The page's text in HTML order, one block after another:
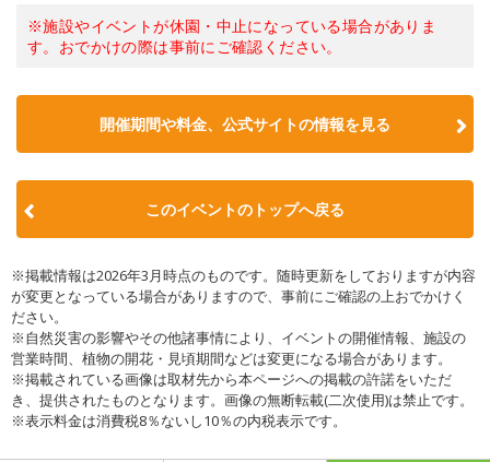
※施設やイベントが休園・中止になっている場合がありま
す。おでかけの際は事前にご確認ください。
開催期間や料金、公式サイトの情報を見る
このイベントのトップへ戻る
※掲載情報は2026年3月時点のものです。随時更新をしておりますが内容
が変更となっている場合がありますので、事前にご確認の上おでかけく
ださい。
※自然災害の影響やその他諸事情により、イベントの開催情報、施設の
営業時間、植物の開花・見頃期間などは変更になる場合があります。
※掲載されている画像は取材先から本ページへの掲載の許諾をいただ
き、提供されたものとなります。画像の無断転載(二次使用)は禁止です。
※表示料金は消費税8％ないし10％の内税表示です。